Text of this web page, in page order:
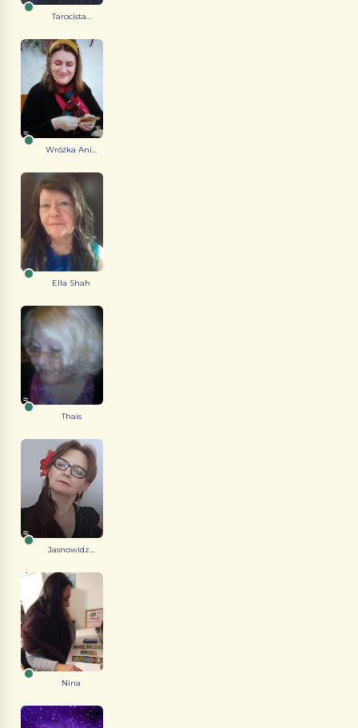
Tarocista...
Wróżka Ani...
Ella Shah
Thais
Jasnowidz...
Nina